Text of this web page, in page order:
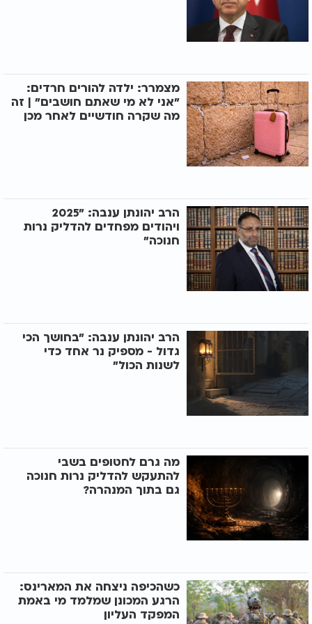
מצמרר: ילדה להורים חרדים:
"אני לא מי שאתם חושבים" | זה
מה שקרה חודשיים לאחר מכן
הרב יהונתן ענבה: "2025
ויהודים מפחדים להדליק נרות
חנוכה"
הרב יהונתן ענבה: "בחושך הכי
גדול - מספיק נר אחד כדי
לשנות הכול"
מה גרם לחטופים בשבי
להתעקש להדליק נרות חנוכה
גם בתוך המנהרה?
כשהכיפה ניצחה את המארינס:
הרגע המכונן שמלמד מי באמת
המפקד העליון